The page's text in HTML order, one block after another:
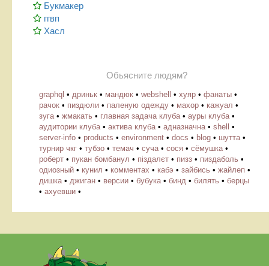
Букмакер
ггвп
Хасл
Обьясните людям?
graphql • дриньк • мандюк • webshell • хуяр • фанаты •
рачок • пиздюли • паленую одежду • махор • кажуал •
зуга• жмакать • главная задача клуба• ауры клуба•
аудитории клуба• актива клуба• адназначна• shell
•
server-info • products • environment • docs • blog • шутта•
турнир чкг • тубзо • темач • суча• сося • сёмушка•
роберт • пукан бомбанул • піздалєт • пизз • пиздаболь •
одиозный • кунил • комментах • кабэ • зайбись • жайлеп •
дишка• джиган • версии • бубука• бинд • билять • берцы
• ахуевши •